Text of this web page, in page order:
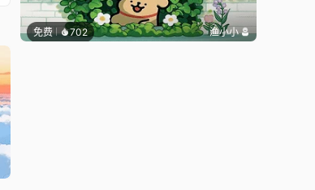
免费 702 渔小小